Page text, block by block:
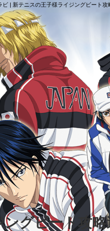
| 新テニスの王子様ライジングビート攻
グビート攻略